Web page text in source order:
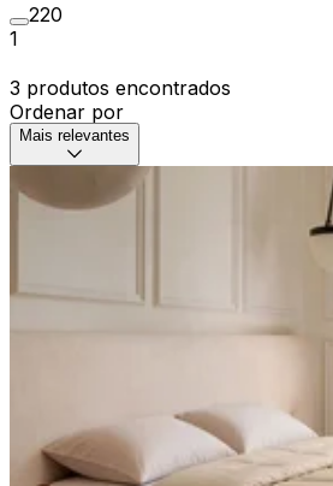
220
1
3 produtos encontrados
Ordenar por
Mais relevantes